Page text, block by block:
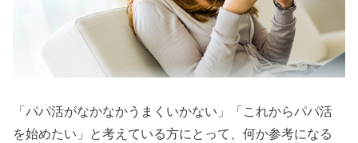
「パパ活がなかなかうまくいかない」「これからパパ活
を始めたい」と考えている方にとって、何か参考になる